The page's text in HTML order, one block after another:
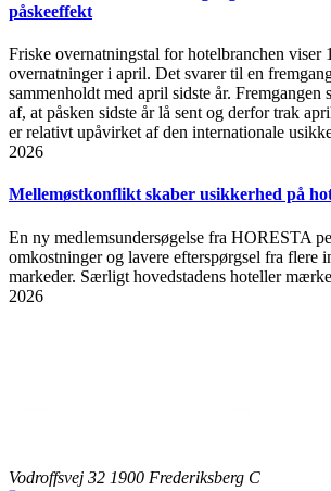
påskeeffekt
Friske overnatningstal for hotelbranchen viser
overnatninger i april. Det svarer til en
sammenholdt med april sidste år. Fremgangen
af, at påsken sidste år lå sent og derfor trak
er relativt upåvirket af den internationale
2026
Mellemøstkonflikt skaber usikkerhed på
En ny medlemsundersøgelse fra HORESTA
omkostninger og lavere efterspørgsel fra flere
markeder. Særligt hovedstadens hoteller
2026
Vodroffsvej 32 1900 Frederiksberg C